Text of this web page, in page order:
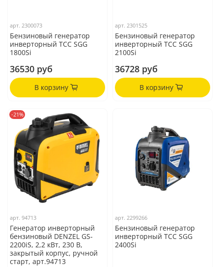
арт.2300073
Бензиновый генератор
инверторный ТСС SGG
1800Si
36530 руб
В корзину
арт.2301525
Бензиновый генератор
инверторный ТСС SGG
2100Si
36728 руб
В корзину
-21%
арт.94713
Генератор инверторный
бензиновый DENZEL GS-
2200iS, 2,2 кВт, 230 В,
закрытый корпус, ручной
старт, арт.94713
арт.2299266
Бензиновый генератор
инверторный ТСС SGG
2400Si